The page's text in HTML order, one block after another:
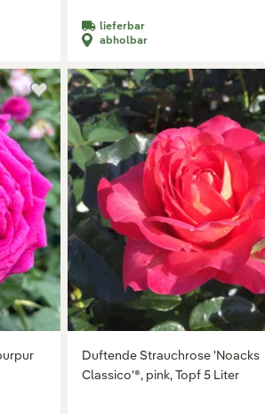
lieferbar
abholbar
Duftende Strauchrose 'Noacks
Classico'®, pink, Topf 5 Liter